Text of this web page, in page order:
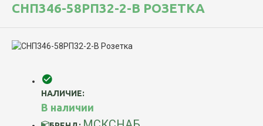
СНП346-58РП32-2-В РОЗЕТКА
НАЛИЧИЕ:
В наличии